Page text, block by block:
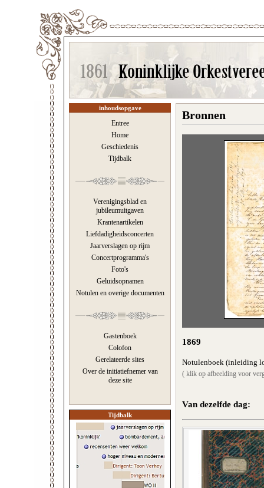
inhoudsopgave
Entree
Home
Geschiedenis
Tijdbalk
Verenigingsblad en
jubileumuitgaven
Krantenartikelen
Liefdadigheidsconcerten
Jaarverslagen op rijm
Concertprogramma's
Foto's
Geluidsopnamen
Notulen en overige documenten
Gastenboek
Colofon
Gerelateerde sites
Over de initiatiefnemer van
deze site
Tijdbalk
Bronnen
1869
Notulenboek (inleiding
( klik op afbeelding voor
Van dezelfde dag: